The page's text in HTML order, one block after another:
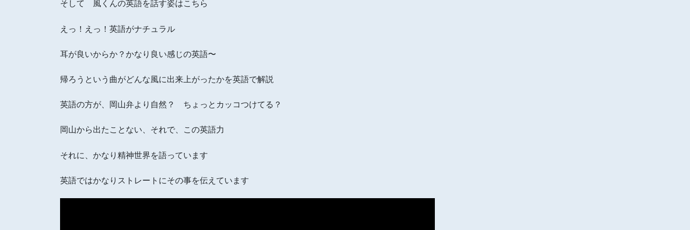
そして 風くんの英語を話す姿はこちら
えっ！えっ！英語がナチュラル
耳が良いからか？かなり良い感じの英語〜
帰ろうという曲がどんな風に出来上がったかを英語で解説
英語の方が、岡山弁より自然？ ちょっとカッコつけてる？
岡山から出たことない、それで、この英語力
それに、かなり精神世界を語っています
英語ではかなりストレートにその事を伝えています